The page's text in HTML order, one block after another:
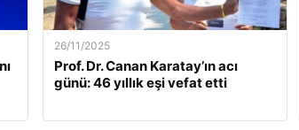
26/11/2025
Prof. Dr. Canan Karatay’ın acı
günü: 46 yıllık eşi vefat etti